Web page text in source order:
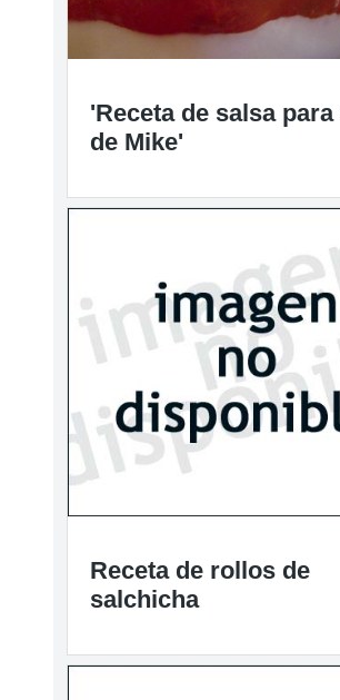
'Receta de salsa
de Mike'
Receta de rollos de
salchicha